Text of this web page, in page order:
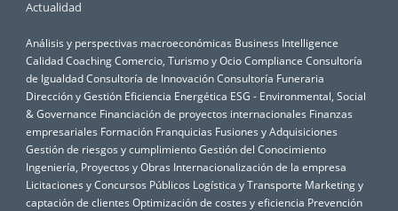
Actualidad
Análisis y perspectivas macroeconómicas Business Intelligence
CalidadCoachingComercio, Turismo y OcioCompliance Consultoría
de IgualdadConsultoría de InnovaciónConsultoría Funeraria
Dirección y Gestión Eficiencia Energética ESG - Environmental, Social
& Governance Financiación de proyectos internacionales Finanzas
empresariales Formación Franquicias Fusiones y Adquisiciones
Gestión de riesgos y cumplimientoGestión del Conocimiento
Ingeniería, Proyectos y Obras Internacionalización de la empresa
Licitaciones y Concursos Públicos Logística y Transporte Marketing y
captación de clientes Optimización de costes y eficiencia Prevención